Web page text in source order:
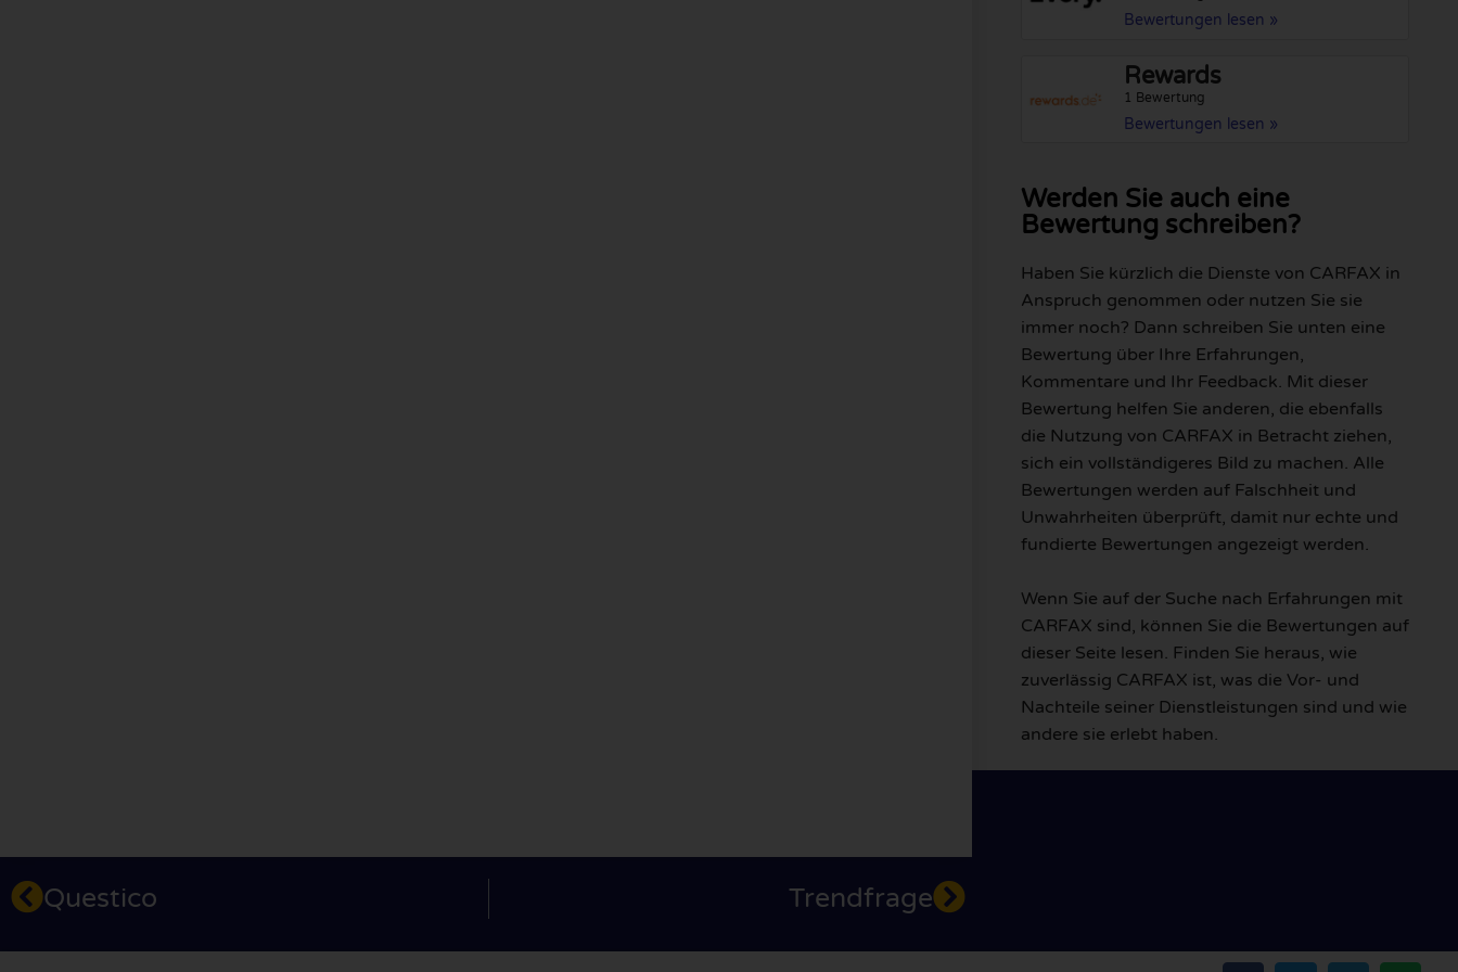
Bewertungen lesen »
Rewards
1 Bewertung
Bewertungen lesen »
Werden Sie auch eine
Bewertung schreiben?
Haben Sie kürzlich die Dienste von CARFAX in
Anspruch genommen oder nutzen Sie sie
immer noch? Dann schreiben Sie unten eine
Bewertung über Ihre Erfahrungen,
Kommentare und Ihr Feedback. Mit dieser
Bewertung helfen Sie anderen, die ebenfalls
die Nutzung von CARFAX in Betracht ziehen,
sich ein vollständigeres Bild zu machen. Alle
Bewertungen werden auf Falschheit und
Unwahrheiten überprüft, damit nur echte und
fundierte Bewertungen angezeigt werden.
Wenn Sie auf der Suche nach Erfahrungen mit
CARFAX sind, können Sie die Bewertungen auf
dieser Seite lesen. Finden Sie heraus, wie
zuverlässig CARFAX ist, was die Vor- und
Nachteile seiner Dienstleistungen sind und wie
andere sie erlebt haben.
Questico Trendfrage